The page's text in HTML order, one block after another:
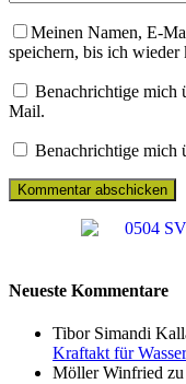
Meinen Namen, E-
speichern, bis ich wieder
Benachrichtige mich
Mail.
Benachrichtige mich
Neueste Kommentare
Tibor Simandi
Kraftakt für
Möller Winfried zu